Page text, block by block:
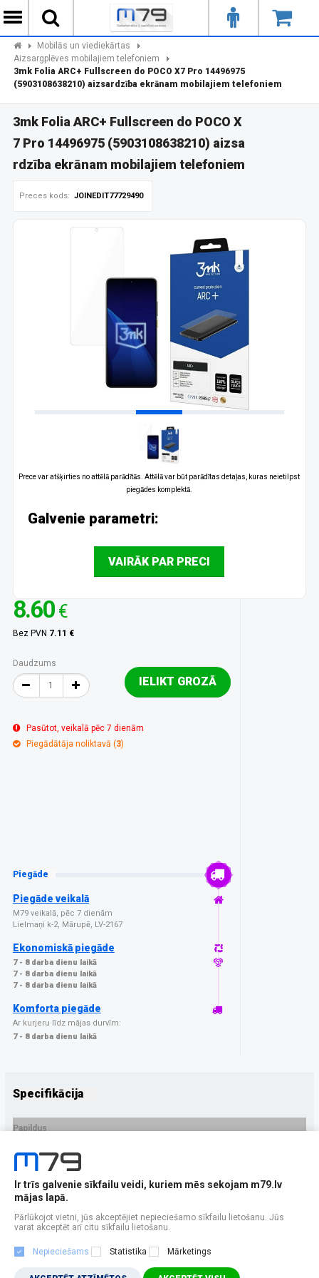
Mobilās un viediekārtas
Aizsargplēves mobilajiem telefoniem
3mk Folia ARC+ Fullscreen do POCO X7 Pro 14496975
(5903108638210) aizsardzība ekrānam mobilajiem telefoniem
3mk Folia ARC+ Fullscreen do POCO X
7 Pro 14496975 (5903108638210) aizsa
rdzība ekrānam mobilajiem telefoniem
Preces kods: JOINEDIT77729490
Prece var atšķirties no attēlā parādītās. Attēlā var būt parādītas detaļas, kuras neietilpst
piegādes komplektā.
Galvenie parametri:
VAIRĀK PAR PRECI
8.60 €
Bez PVN 7.11 €
Daudzums
IELIKT GROZĀ
Pasūtot, veikalā pēc 7 dienām
Piegādātāja noliktavā (3)
Piegāde
Piegāde veikalā
M79 veikalā, pēc 7 dienām
Lielmaņi k-2, Mārupē, LV-2167
Ekonomiskā piegāde
7 - 8 darba dienu laikā
7 - 8 darba dienu laikā
7 - 8 darba dienu laikā
Komforta piegāde
Ar kurjeru līdz mājas durvīm:
7 - 8 darba dienu laikā
Specifikācija
Papildus
Ražotājs
PRECES APRAKSTS
EAN - 5903108638210
Ir trīs galvenie sīkfailu veidi, kuriem mēs sekojam m79.lv
mājas lapā.
Pārlūkojot vietni, jūs akceptējiet nepieciešamo sīkfailu lietošanu. Jūs
varat akceptēt arī citu sīkfailu lietošanu.
Nepieciešams Statistika Mārketings